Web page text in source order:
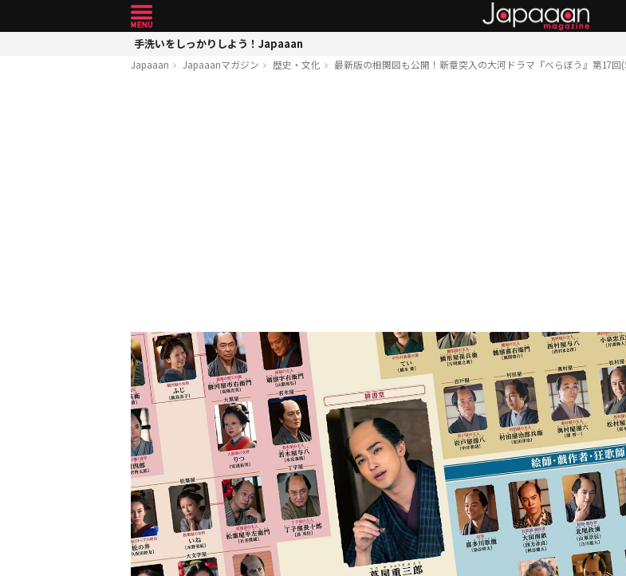
手洗いをしっかりしよう！Japaaan
Japaaan Japaaanマガジン 歴史・文化 最新版の相関図も公開！新章突入の大河ドラマ『べらぼう』第17